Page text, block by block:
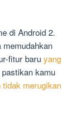
di Android 2.
fitur baru yang
kamu
merugikan